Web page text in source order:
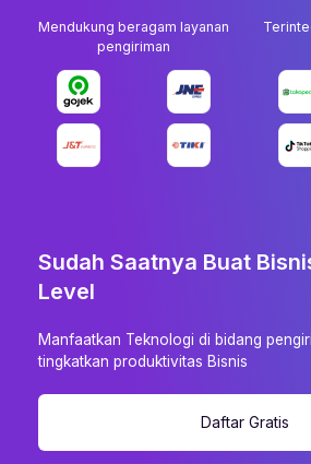
Mendukung beragam layanan
pengiriman
Sudah Saatnya Buat
Level
Manfaatkan Teknologi di bidang
tingkatkan produktivitas Bisnis
Daftar Gratis